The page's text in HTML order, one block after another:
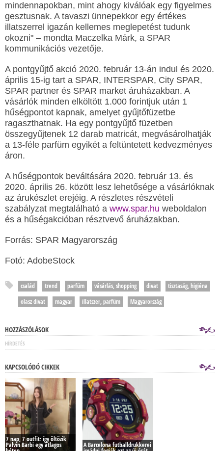
mindennapokban, mint ahogy kiválóak egy figyelmes
gesztusnak. A tavaszi ünnepekkor egy értékes
illatszerrel igazán kellemes meglepetést tudunk
okozni" – mondta Maczelka Márk, a SPAR
kommunikációs vezetője.
A pontgyűjtő akció 2020. február 13-án indul és 2020.
április 15-ig tart a SPAR, INTERSPAR, City SPAR,
SPAR partner és SPAR market áruházakban. A
vásárlók minden elköltött 1.000 forintjuk után 1
hűségpontot kapnak, amelyet gyűjtőfüzetbe
ragaszthatnak. Ha egy pontgyűjtő füzetben
összegyűjtenek 12 darab matricát, megvásárolhatják
a 13-féle parfüm egyikét a feltüntetett kedvezményes
áron.
A hűségpontok beváltására 2020. február 13. és
2020. április 26. között lesz lehetősége a vásárlóknak
az árukészlet erejéig. A részletes részvételi
szabályzat megtalálható a www.spar.hu weboldalon
és a hűségakcióban résztvevő áruházakban.
Forrás: SPAR Magyarország
Fotó: AdobeStock
család trend parfüm vásárlás, shopping divat
tisztaság, higiéna
olasz divat
magyar illatszer, parfüm Magyarország
HOZZÁSZÓLÁSOK
HÍRDETÉS
KAPCSOLÓDÓ CIKKEK
7 nap, 7 outfit: így öltözik
Palvin Barbi egy átlagos A Barcelona futballdrukkerei